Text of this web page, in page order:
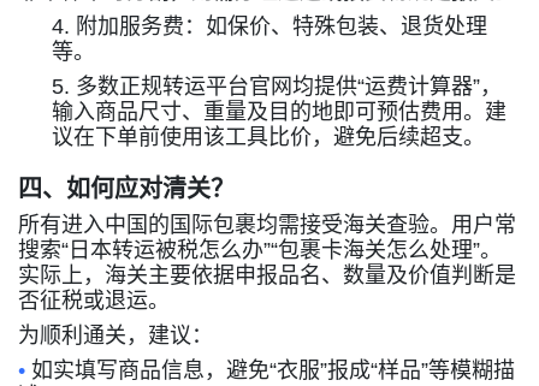
4. 附加服务费：如保价、特殊包装、退货处理
等。
5. 多数正规转运平台官网均提供“运费计算器”，
输入商品尺寸、重量及目的地即可预估费用。建
议在下单前使用该工具比价，避免后续超支。
四、如何应对清关？
所有进入中国的国际包裹均需接受海关查验。用户常
搜索“ 日本转运被税怎么办”“包裹卡海关怎么处理”。
实际上，海关主要依据申报品名、数量及价值判断是
否征税或退运。
为顺利通关，建议：
• 如实填写商品信息，避免“衣服”报成“样品”等模糊描